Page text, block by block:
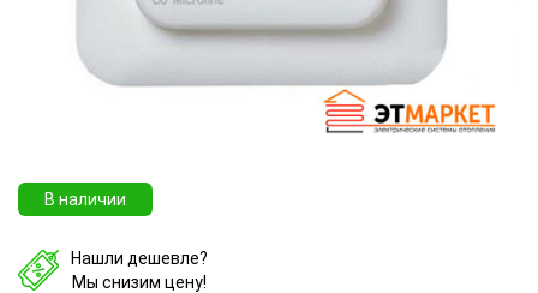
В наличии
Нашли дешевле?
Мы снизим цену!